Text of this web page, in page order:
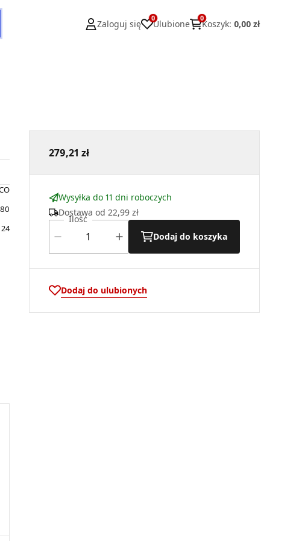
Zaloguj się
0
Ulubione
0
Koszyk: 0,00 zł
24
279,21 zł
Wysyłka do 11 dni roboczych
Dostawa od 22,99 zł
Ilość
Dodaj do koszyka
Dodaj do ulubionych